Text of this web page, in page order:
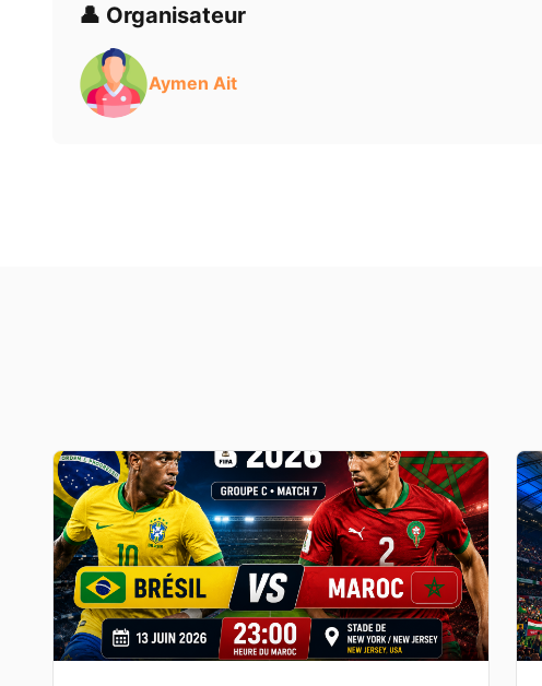
👤 Organisateur
Aymen Ait